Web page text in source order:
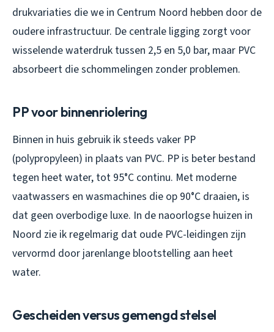
drukvariaties die we in Centrum Noord hebben door de
oudere infrastructuur. De centrale ligging zorgt voor
wisselende waterdruk tussen 2,5 en 5,0 bar, maar PVC
absorbeert die schommelingen zonder problemen.
PP voor binnenriolering
Binnen in huis gebruik ik steeds vaker PP
(polypropyleen) in plaats van PVC. PP is beter bestand
tegen heet water, tot 95°C continu. Met moderne
vaatwassers en wasmachines die op 90°C draaien, is
dat geen overbodige luxe. In de naoorlogse huizen in
Noord zie ik regelmarig dat oude PVC-leidingen zijn
vervormd door jarenlange blootstelling aan heet
water.
Gescheiden versus gemengd stelsel